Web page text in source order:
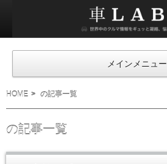
ラ
ボ
メインメニュー
HOME の記事一覧
の記事一覧